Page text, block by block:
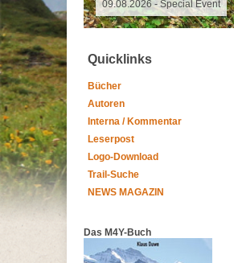
09.08.2026 - Special Event
Quicklinks
Bücher
Autoren
Interna / Kommentar
Leserpost
Logo-Download
Trail-Suche
NEWS MAGAZIN
Das M4Y-Buch